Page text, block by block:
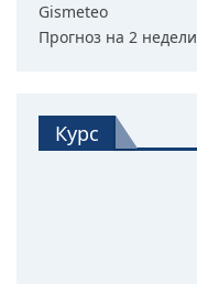
Gismeteo
Прогноз на 2 недели
Курс